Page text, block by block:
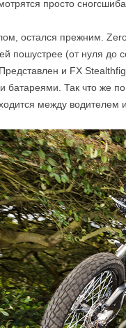
просто
остался прежним.
пошустрее (от нуля до
и FX
батареями. Так что же
между водителем